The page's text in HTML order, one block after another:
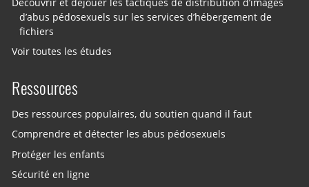
Découvrir et déjouer les tactiques de distribution d’images
d’abus pédosexuels sur les services d’hébergement de
fichiers
Voir toutes les études
Ressources
Des ressources populaires, du soutien quand il faut
Comprendre et détecter les abus pédosexuels
Protéger les enfants
Sécurité en ligne